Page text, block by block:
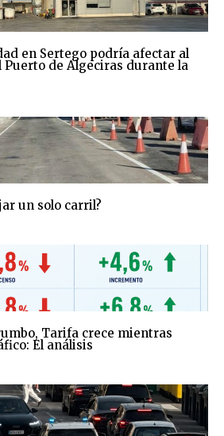
en Sertego podría afectar al
de Algeciras durante la
un solo carril?
Tarifa crece mientras
El análisis